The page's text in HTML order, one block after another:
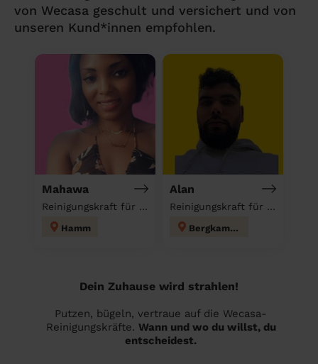
von Wecasa geschult und versichert und von
unseren Kund*innen empfohlen.
Mahawa
Reinigungskraft für deinen Haushalt
Hamm
Alan
Reinigungskraft für deinen Haushalt
Bergkamen
Dein Zuhause wird strahlen!
Putzen, bügeln, vertraue auf die Wecasa-
Reinigungskräfte. Wann und wo du willst, du
entscheidest.